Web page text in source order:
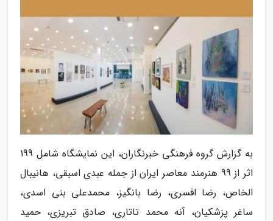
به گزارش گروه فرهنگی خبرنگاران، این نمایشگاه شامل 199
اثر از 99 هنرمند معاصر ایران از جمله عبدى اسبقى، هانیبال
الخاص، رضا افسرى، رضا بانگیز، محمدعلى بنى اسدى،
ساغر پزشکیان، آنه محمد تاتارى، صادق تبریزى، حمید